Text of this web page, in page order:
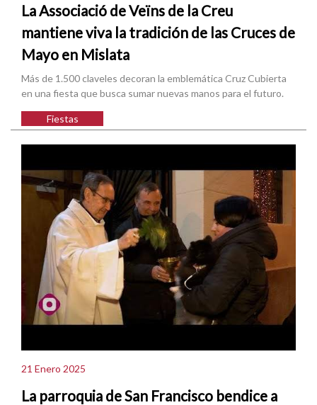
La Associació de Veïns de la Creu
mantiene viva la tradición de las Cruces de
Mayo en Mislata
Más de 1.500 claveles decoran la emblemática Cruz Cubierta
en una fiesta que busca sumar nuevas manos para el futuro.
Fiestas
21 Enero 2025
La parroquia de San Francisco bendice a